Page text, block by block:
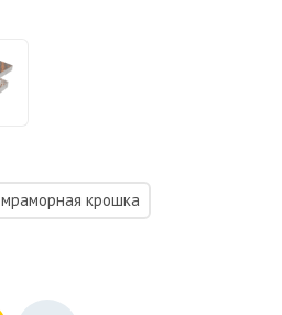
мраморная крошка